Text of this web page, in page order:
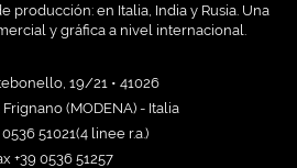
producción: en Italia, India y Rusia. Una
y gráfica a nivel internacional.
19/21 • 41026
(MODENA) - Italia
0536 51021(4 linee r.a.)
+39 0536 51257